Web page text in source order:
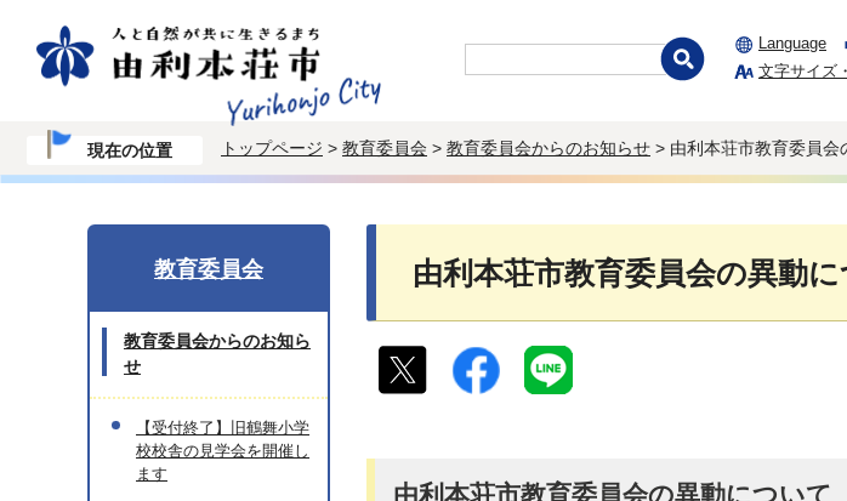
Language
文字サイズ
現在の位置 トップページ > 教育委員会 > 教育委員会からのお知らせ > 由利本荘市教育委員会
由利本荘市教育委員会の異動
由利本荘市教育委員会の異動について
教育委員会
教育委員会からのお知ら
せ
【受付終了】旧鶴舞小学
校校舎の見学会を開催し
ます